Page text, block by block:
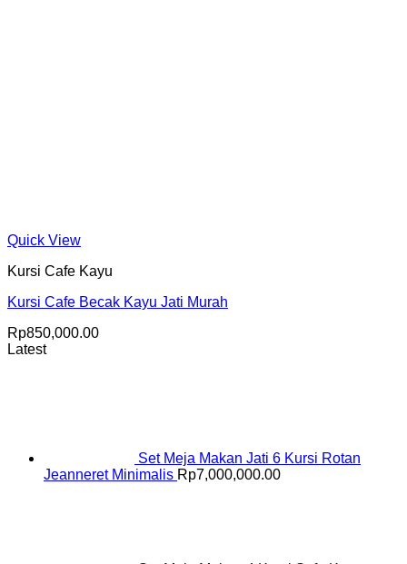
Quick View
Kursi Cafe Kayu
Kursi Cafe Becak Kayu Jati Murah
Rp850,000.00
Latest
Set Meja Makan Jati 6 Kursi Rotan
Jeanneret Minimalis Rp7,000,000.00